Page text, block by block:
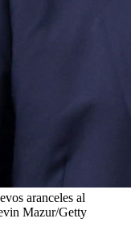
aranceles al
Mazur/Getty